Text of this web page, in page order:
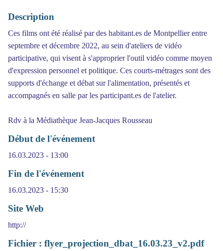
Description
Ces films ont été réalisé par des habitant.es de Montpellier entre
septembre et décembre 2022, au sein d'ateliers de vidéo
participative, qui visent à s'approprier l'outil vidéo comme moyen
d'expression personnel et politique. Ces courts-métrages sont des
supports d'échange et débat sur l'alimentation, présentés et
accompagnés en salle par les participant.es de l'atelier.
Rdv à la Médiathèque Jean-Jacques Rousseau
Début de l'événement
16.03.2023 - 13:00
Fin de l'événement
16.03.2023 - 15:30
Site Web
http://
Fichier : flyer_projection_dbat_16.03.23_v2.pdf